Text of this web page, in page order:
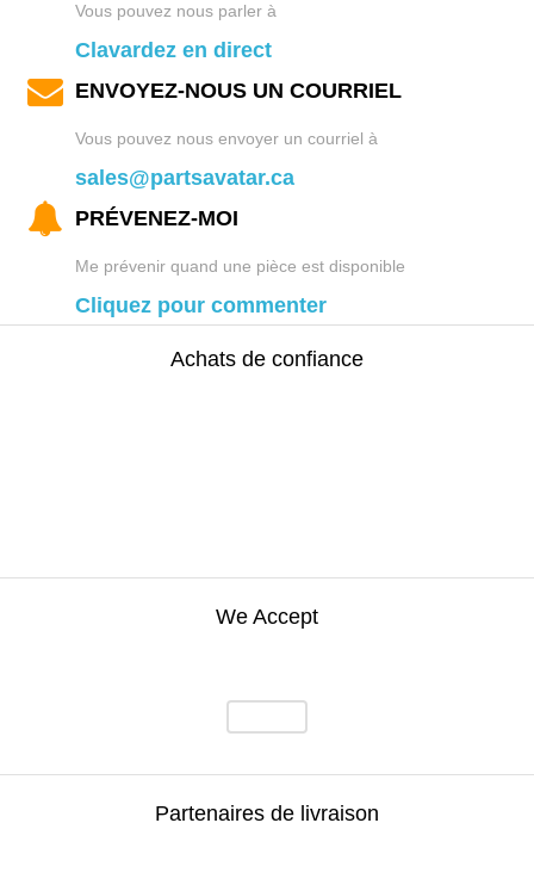
Vous pouvez nous parler à
Clavardez en direct
ENVOYEZ-NOUS UN COURRIEL
Vous pouvez nous envoyer un courriel à
sales@partsavatar.ca
PRÉVENEZ-MOI
Me prévenir quand une pièce est disponible
Cliquez pour commenter
Achats de confiance
We Accept
Partenaires de livraison